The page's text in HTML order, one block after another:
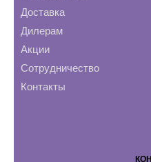
Доставка
Дилерам
Акции
Сотрудничество
Контакты